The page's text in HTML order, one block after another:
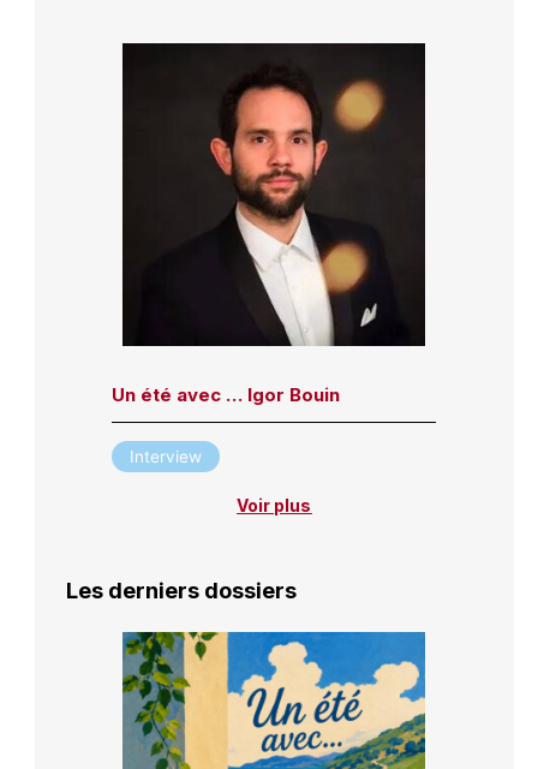
Un été avec … Igor Bouin
Interview
Voir plus
Les derniers dossiers